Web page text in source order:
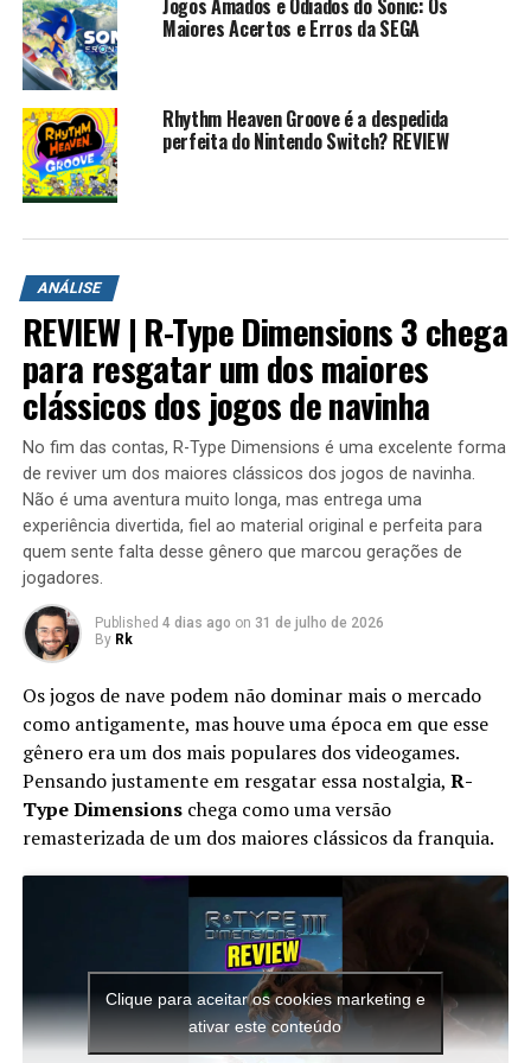
Xbox Series S: um console focado no digital,
com 512 GB de armazenamento, rodando jogos a
1080p. Seu preço oficial gira em torno de R$
3.000, mas é fácil encontrá-lo mais barato.
Xbox Series X: o modelo mais poderoso, com 1
TB de armazenamento, suporte a 4K e leitor de
discos para jogos de Xbox One, Xbox 360 e até o
primeiro Xbox.
O Grande Trunfo do Xbox: Game
Jogos Amados e Odiados do Sonic: Os
Maiores Acertos e Erros da SEGA
Rhythm Heaven Groove é a despedida
perfeita do Nintendo Switch? REVIEW
ANÁLISE
REVIEW | R-Type Dimensions 3 chega
para resgatar um dos maiores
clássicos dos jogos de navinha
No fim das contas, R-Type Dimensions é uma excelente forma
de reviver um dos maiores clássicos dos jogos de navinha.
Não é uma aventura muito longa, mas entrega uma
experiência divertida, fiel ao material original e perfeita para
quem sente falta desse gênero que marcou gerações de
jogadores.
Published 4 dias ago on 31 de julho de 2026
By Rk
Os jogos de nave podem não dominar mais o mercado
como antigamente, mas houve uma época em que esse
gênero era um dos mais populares dos videogames.
Pensando justamente em resgatar essa nostalgia, R-
Type Dimensionschega como uma versão
remasterizada de um dos maiores clássicos da franquia.
Clique para aceitar os cookies marketing e
ativar este conteúdo